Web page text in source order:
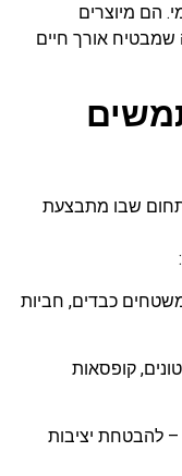
הם מיוצרים
שמבטיח אורך חיים
תחום שבו מתבצעת
כבדים, חביות
קופסאות
– להבטחת יציבות